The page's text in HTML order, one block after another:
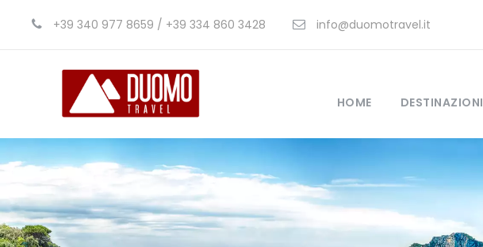
+39 340 977 8659 / +39 334 860 3428 info@duomotravel.it
HOME DESTINAZIONI